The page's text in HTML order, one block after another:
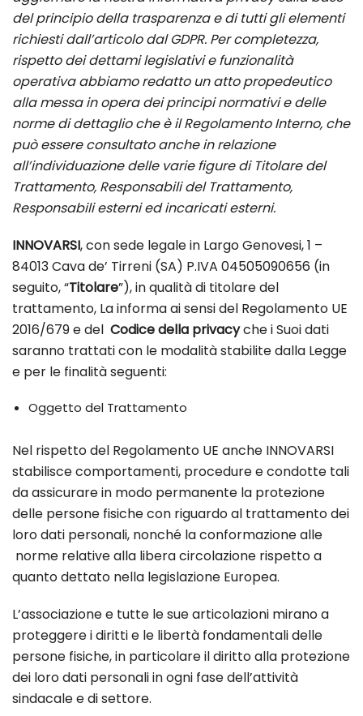
del principio della trasparenza e di tutti gli elementi
richiesti dall’articolo dal GDPR. Per completezza,
rispetto dei dettami legislativi e funzionalità
operativa abbiamo redatto un atto propedeutico
alla messa in opera dei principi normativi e delle
norme di dettaglio che è il Regolamento Interno, che
può essere consultato anche in relazione
all’individuazione delle varie figure di Titolare del
Trattamento, Responsabili del Trattamento,
Responsabili esterni ed incaricati esterni.
INNOVARSI, con sede legale in Largo Genovesi, 1 –
84013 Cava de’ Tirreni (SA) P.IVA 04505090656 (in
seguito, “Titolare”), in qualità di titolare del
trattamento, La informa ai sensi del Regolamento UE
2016/679 e del Codice della privacyche i Suoi dati
saranno trattati con le modalità stabilite dalla Legge
e per le finalità seguenti:
Oggetto del Trattamento
Nel rispetto del Regolamento UE anche INNOVARSI
stabilisce comportamenti, procedure e condotte tali
da assicurare in modo permanente la protezione
delle persone fisiche con riguardo al trattamento dei
loro dati personali, nonché la conformazione alle
norme relative alla libera circolazione rispetto a
quanto dettato nella legislazione Europea.
L’associazione e tutte le sue articolazioni mirano a
proteggere i diritti e le libertà fondamentali delle
persone fisiche, in particolare il diritto alla protezione
dei loro dati personali in ogni fase dell’attività
sindacale e di settore.